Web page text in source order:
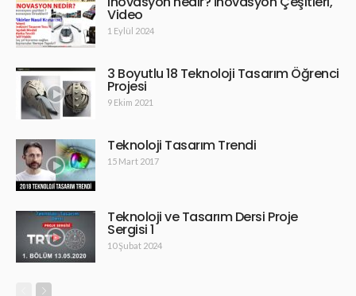
Video
1 Eylül 2024
3 Boyutlu 18 Teknoloji Tasarım Öğrenci
Projesi
9 Ekim 2021
Teknoloji Tasarım Trendi
15 Mart 2017
Teknoloji ve Tasarım Dersi Proje
Sergisi 1
10 Şubat 2024